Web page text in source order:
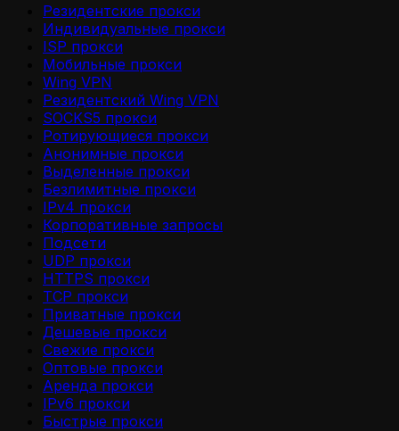
Резидентские прокси
Индивидуальные прокси
ISP прокси
Мобильные прокси
Wing VPN
Резидентский Wing VPN
SOCKS5 прокси
Ротирующиеся прокси
Анонимные прокси
Выделенные прокси
Безлимитные прокси
IPv4 прокси
Корпоративные запросы
Подсети
UDP прокси
HTTPS прокси
TCP прокси
Приватные прокси
Дешевые прокси
Свежие прокси
Оптовые прокси
Аренда прокси
IPv6 прокси
Быстрые прокси